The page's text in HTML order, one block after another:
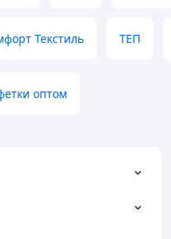
Текстиль ТЕП
оптом